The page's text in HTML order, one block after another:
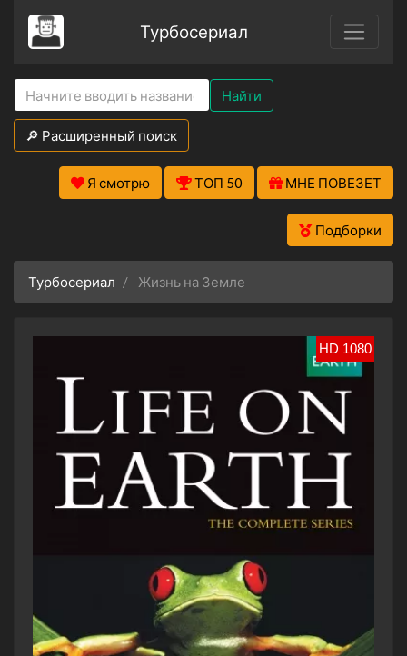
Турбосериал
Найти
🔎 Расширенный поиск
Я смотрю ТОП 50 МНЕ ПОВЕЗЕТ
Подборки
Турбосериал Жизнь на Земле
HD 1080